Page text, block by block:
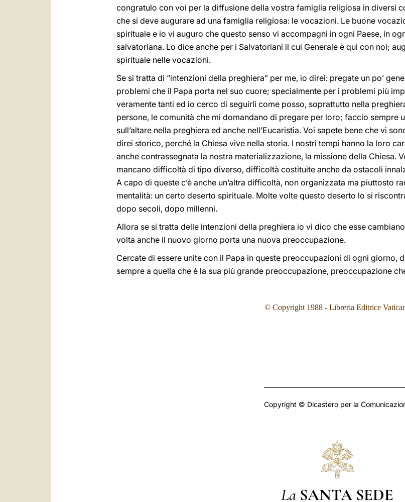
congratulo con voi per la diffusione della vostra famiglia religiosa in diversi
che si deve augurare ad una famiglia religiosa: le vocazioni. Le buone
spirituale e io vi auguro che questo senso vi accompagni in ogni Paese, in
salvatoriana. Lo dice anche per i Salvatoriani il cui Generale è qui con noi;
spirituale nelle vocazioni.
Se si tratta di “intenzioni della preghiera” per me, io direi: pregate un po’
problemi che il Papa porta nel suo cuore; specialmente per i problemi più
veramente tanti ed io cerco di seguirli come posso, soprattutto nella
persone, le comunità che mi domandano di pregare per loro; faccio sempre
sull’altare nella preghiera ed anche nell’Eucaristia. Voi sapete bene che vi
direi storico, perché la Chiesa vive nella storia. I nostri tempi hanno la loro
anche contrassegnata la nostra materializzazione, la missione della Chiesa.
mancano difficoltà di tipo diverso, difficoltà costituite anche da ostacoli
A capo di queste c’è anche un’altra difficoltà, non organizzata ma piuttosto
mentalità: un certo deserto spirituale. Molte volte questo deserto lo si
dopo secoli, dopo millenni.
Allora se si tratta delle intenzioni della preghiera io vi dico che esse
volta anche il nuovo giorno porta una nuova preoccupazione.
Cercate di essere unite con il Papa in queste preoccupazioni di ogni giorno,
sempre a quella che è la sua più grande preoccupazione, preoccupazione
© Copyright 1988 - Libreria Editrice
Copyright © Dicastero per la
La SANTA SEDE